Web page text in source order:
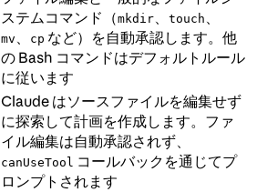
ステムコマンド（mkdir、 touch 、
mv 、 cp など）を自動承認します。他
の Bash コマンドはデフォルトルール
に従います
Claude はソースファイルを編集せず
に探索して計画を作成します。ファ
イル編集は自動承認されず、
canUseTool コールバックを通じてプ
ロンプトされます